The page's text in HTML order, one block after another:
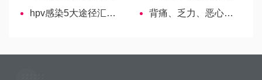
hpv感染5大途径汇总，尽早预防！
背痛、乏力、恶心…小三阳的6大症状不能轻视！